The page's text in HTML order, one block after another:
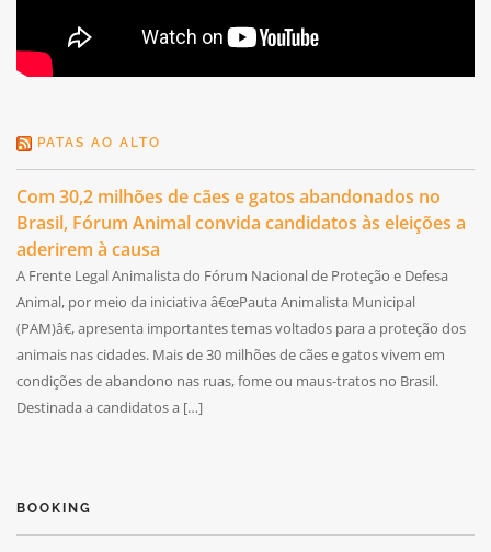
PATAS AO ALTO
Com 30,2 milhões de cães e gatos abandonados no
Brasil, Fórum Animal convida candidatos às eleições a
aderirem à causa
A Frente Legal Animalista do Fórum Nacional de Proteção e Defesa
Animal, por meio da iniciativa â€œPauta Animalista Municipal
(PAM)â€, apresenta importantes temas voltados para a proteção dos
animais nas cidades. Mais de 30 milhões de cães e gatos vivem em
condições de abandono nas ruas, fome ou maus-tratos no Brasil.
Destinada a candidatos a […]
BOOKING